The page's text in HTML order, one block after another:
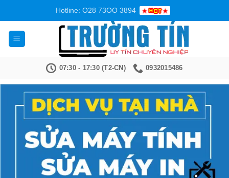
nội
dung
Hotline: O28 73OO 3894
07:30 - 17:30 (T2-CN) 0932015486